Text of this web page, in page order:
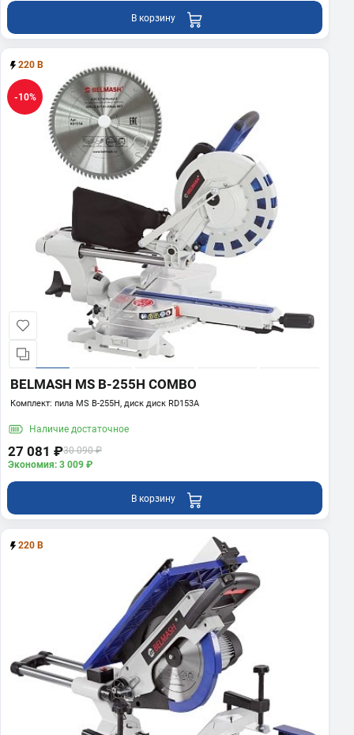
В корзину
220 В
-10%
BELMASH MS B-255H COMBO
Комплект: пила MS B-255H, диск диск RD153A
Наличие достаточное
27 081 ₽30 090 ₽
Экономия: 3 009 ₽
В корзину
220 В